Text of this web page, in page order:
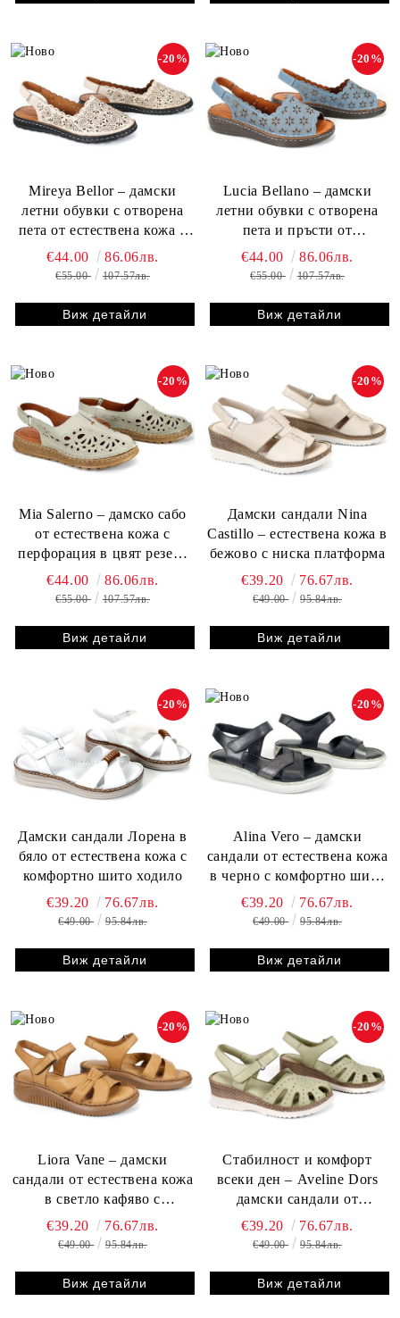
Mireya Bellor – дамски
летни обувки с отворена
пета от естествена кожа в
бежово (големи размери),
шито ходило, мека стелка
-20%
€44.00 86.06лв.
€55.00 107.57лв.
Виж детайли
Lucia Bellano – дамски
летни обувки с отворена
пета и пръсти от
естествена кожа в синьо
(големи размери)
-20%
€44.00 86.06лв.
€55.00 107.57лв.
Виж детайли
Mia Salerno – дамско сабо
от естествена кожа с
перфорация в цвят резеда
(големи размери)
-20%
€44.00 86.06лв.
€55.00 107.57лв.
Виж детайли
Дамски сандали Nina
Castillo – естествена кожа в
бежово с ниска платформа
-20%
€39.20 76.67лв.
€49.00 95.84лв.
Виж детайли
Дамски сандали Лорена в
бяло от естествена кожа с
комфортно шито ходило
-20%
€39.20 76.67лв.
€49.00 95.84лв.
Виж детайли
Alina Vero – дамски
сандали от естествена кожа
в черно с комфортно шито
ходило
-20%
€39.20 76.67лв.
€49.00 95.84лв.
Виж детайли
Liora Vane – дамски
сандали от естествена кожа
в светло кафяво с
комфортно шито ходило
-20%
€39.20 76.67лв.
€49.00 95.84лв.
Виж детайли
Стабилност и комфорт
всеки ден – Aveline Dors
дамски сандали от
естествена кожа в зелено
-20%
€39.20 76.67лв.
€49.00 95.84лв.
Виж детайли